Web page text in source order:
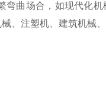
曲场合，如现代化
、注塑机、建筑机械